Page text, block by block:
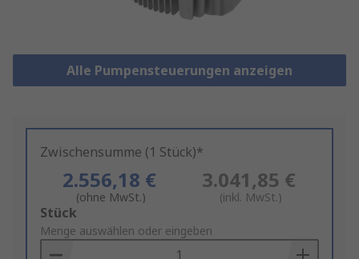
Alle Pumpensteuerungen anzeigen
Zwischensumme (1 Stück)*
2.556,18 €
(ohne MwSt.)
3.041,85 €
(inkl. MwSt.)
Add
to
Basket
Stück
Menge auswählen oder eingeben